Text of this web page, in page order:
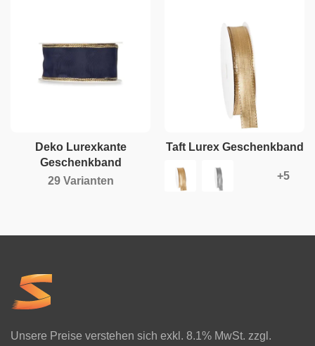
Deko Lurexkante
Geschenkband
29 Varianten
Taft Lurex Geschenkband
Unsere Preise verstehen sich exkl. 8.1% MwSt. zzgl.